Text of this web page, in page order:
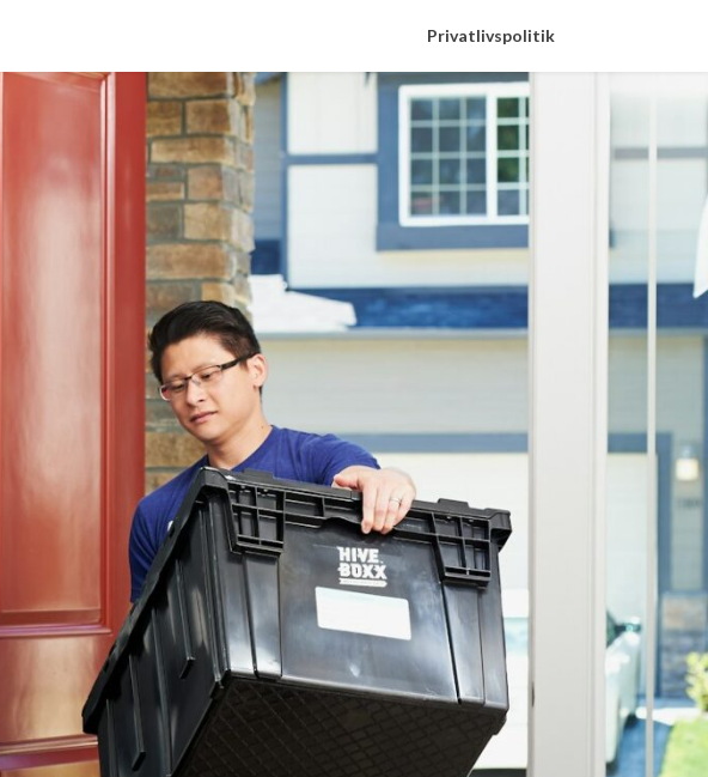
Privatlivspolitik